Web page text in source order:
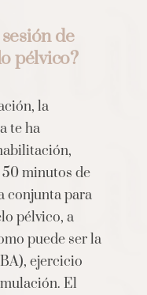
de
pélvico?
la
te ha
minutos de
conjunta para
pélvico, a
puede ser la
ejercicio
El